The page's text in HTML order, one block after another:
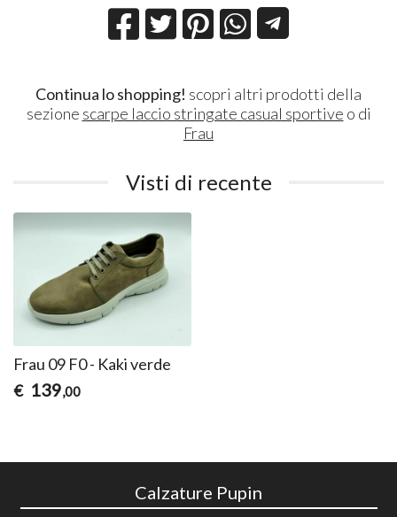
Continua lo shopping! scopri altri prodotti della
sezione scarpe laccio stringate casual sportive o di
Frau
Visti di recente
Frau 09 F0 - Kaki verde
€ 139,00
Calzature Pupin